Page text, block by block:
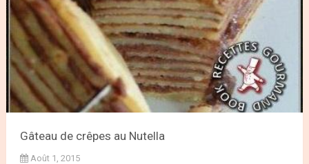
Gâteau de crêpes au Nutella
Août 1, 2015